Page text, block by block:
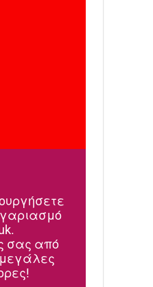
σας από
μεγάλες